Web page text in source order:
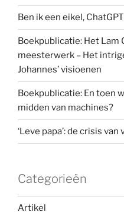
Ben ik een eikel,
Boekpublicatie: Het Lam
meesterwerk – Het
Johannes’ visioenen
Boekpublicatie: En toen
midden van machines?
‘Leve papa’: de crisis
Categorieën
Artikel